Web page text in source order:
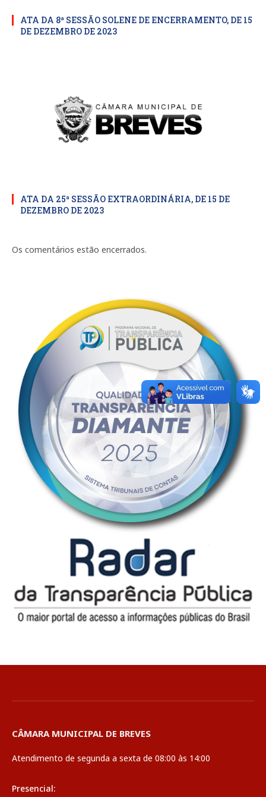
ATA DA 8ª SESSÃO SOLENE DE ENCERRAMENTO, DE 15
DE DEZEMBRO DE 2023
ATA DA 25ª SESSÃO EXTRAORDINÁRIA, DE 15 DE
DEZEMBRO DE 2023
Os comentários estão encerrados.
CÂMARA MUNICIPAL DE BREVES
Atendimento de segunda a sexta de 08:00 às 14:00
Presencial: